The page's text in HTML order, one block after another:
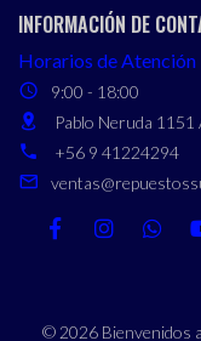
INFORMACIÓN DE
Horarios de Atención
9:00 - 18:00
Pablo Neruda 1151
+56 9 41224294
© 2026 Bienvenidos